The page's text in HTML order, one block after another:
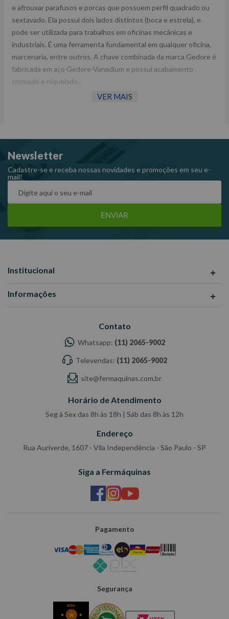
e afrouxar parafusos e porcas que possuem perfil quadrado ou
sextavado. Ela possui dois lados distintos (boca e estrela), e
pode ser utilizada para trabalhos em oficinas mecânicas e
industriais. É uma ferramenta fundamental em qualquer oficina,
marcenaria, entre outros. A chave combinada da marca Gedore é
fabricada em aço Gedore-Vanadium e possui acabamento
cromado e niquelado..
Diâmetro da estrela: 46,6 mm.
Largura da boca: 66,0 mm.
Peso: 0,734 kg.
Referência: 1 B – 32 mm.
VER MAIS
Newsletter
Cadastre-se e receba nossas novidades e promoções em seu e-
mail!
ENVIAR
Institucional
Informações
Contato
Whatsapp: (11) 2065-9002
Televendas: (11) 2065-9002
site@fermaquinas.com.br
Horário de Atendimento
Seg à Sex das 8h às 18h | Sáb das 8h às 12h
Endereço
Rua Auriverde, 1607 - Vila Independência - São Paulo - SP
Siga a Fermáquinas
Pagamento
Segurança